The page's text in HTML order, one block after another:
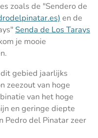
zoals de "Sendero de
en de
Senda de Los Tarays
je mooie
gebied jaarlijks
zeezout van hoge
van het hoge
en geringe diepte
Pedro del Pinatar zeer